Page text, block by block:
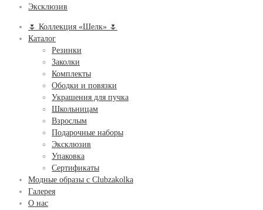
Эксклюзив
🌷 Коллекция «Шелк» 🌷
Каталог
Резинки
Заколки
Комплекты
Ободки и повязки
Украшения для пучка
Школьницам
Взрослым
Подарочные наборы
Эксклюзив
Упаковка
Сертификаты
Модные образы с Clubzakolka
Галерея
О нас